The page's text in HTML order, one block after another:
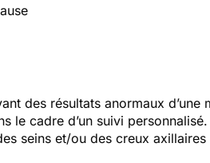
des résultats anormaux
cadre d’un suivi
seins et/ou des creux